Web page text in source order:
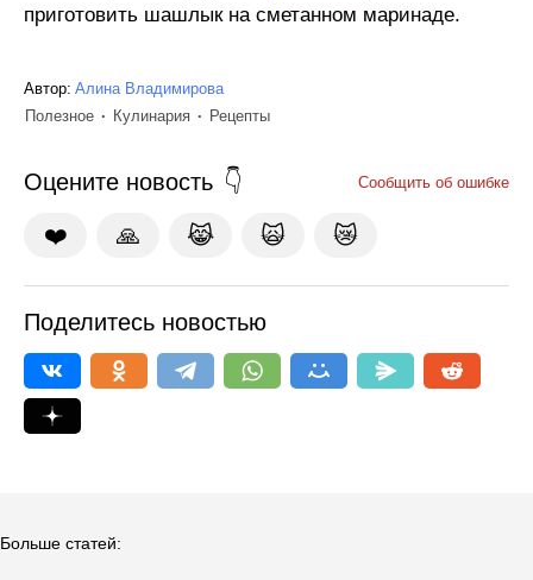
приготовить шашлык на сметанном маринаде.
Автор: Алина Владимирова
Полезное
Кулинария Рецепты
Оцените новость Сообщить об ошибке
❤️ 🙏 😹 🙀 😿
Поделитесь новостью
Больше статей: